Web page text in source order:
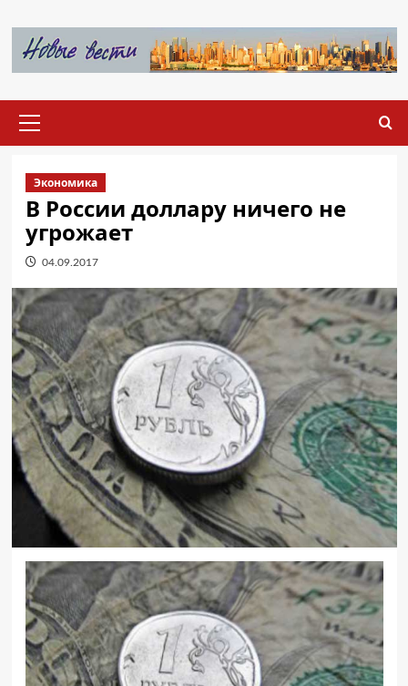
содержимому
меню
Экономика
В России доллару ничего не
угрожает
04.09.2017